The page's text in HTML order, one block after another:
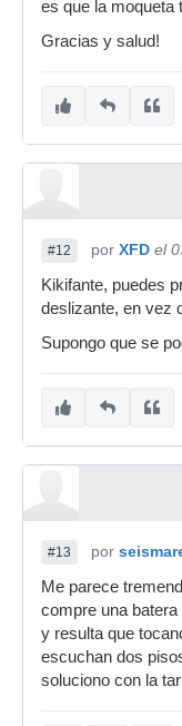
es que la moqueta
Gracias y salud!
#12 por XFD el
Kikifante, puedes
deslizante, en vez
Supongo que se
#13 por
Me parece
compre una
y resulta que
escuchan dos
soluciono con la